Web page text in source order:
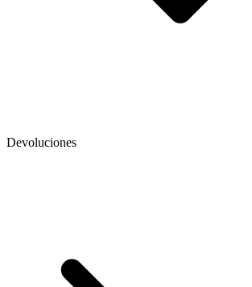
Devoluciones